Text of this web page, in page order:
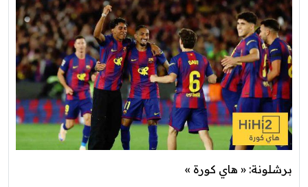
برشلونة: « هاي كورة »